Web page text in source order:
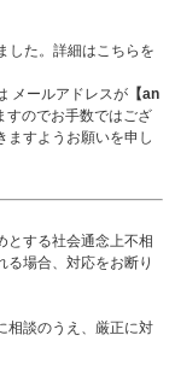
した。詳細はこちら を
メールアドレスが 【an
すのでお手数ではござ
ますようお願いを申し
とする社会通念上不相
る場合、対応をお断り
相談のうえ、厳正に対